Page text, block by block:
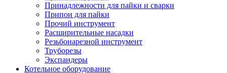
Принадлежности для пайки и сварки
Припои для пайки
Прочий инструмент
Расширительные насадки
Резьбонарезной инструмент
Труборезы
Экспандеры
Котельное оборудование